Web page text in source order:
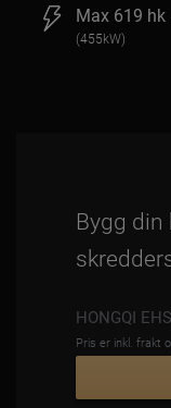
Max 619 hk
(455kW)
Bygg din
HONGQI
Pris er inkl. frakt